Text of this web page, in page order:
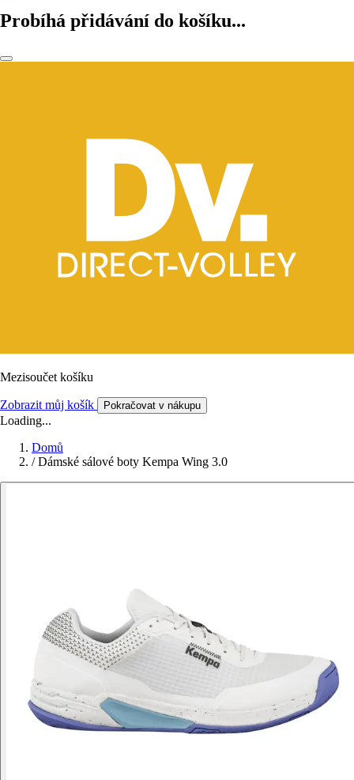
Probíhá přidávání do košíku...
Mezisoučet košíku
Zobrazit můj košík Pokračovat v nákupu
Loading...
Domů
/ Dámské sálové boty Kempa Wing 3.0